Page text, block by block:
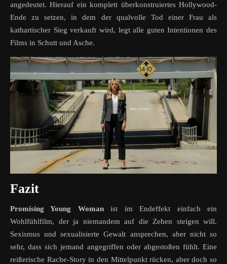
angedeutet. Hierauf ein komplett überkonstruiertes Hollywood-
Ende zu setzen, in dem der qualvolle Tod einer Frau als
kathartischer Sieg verkauft wird, legt alle guten Intentionen des
Films in Schutt und Asche.
Fazit
Promising Young Womanist im Endeffekt einfach ein
Wohlfühlfilm, der ja niemandem auf die Zehen steigen will.
Sexismus und sexualisierte Gewalt ansprechen, aber nicht so
sehr, dass sich jemand angegriffen oder abgestoßen fühlt. Eine
reißerische Rache-Story in den Mittelpunkt rücken, aber doch so